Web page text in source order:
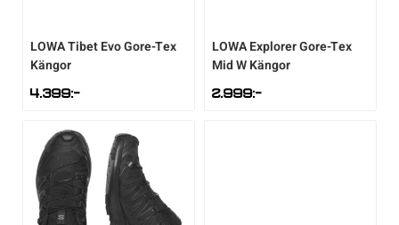
LOWATibet Evo Gore-Tex
Kängor
4.399:-
LOWAExplorer Gore-Tex
Mid W Kängor
2.999:-